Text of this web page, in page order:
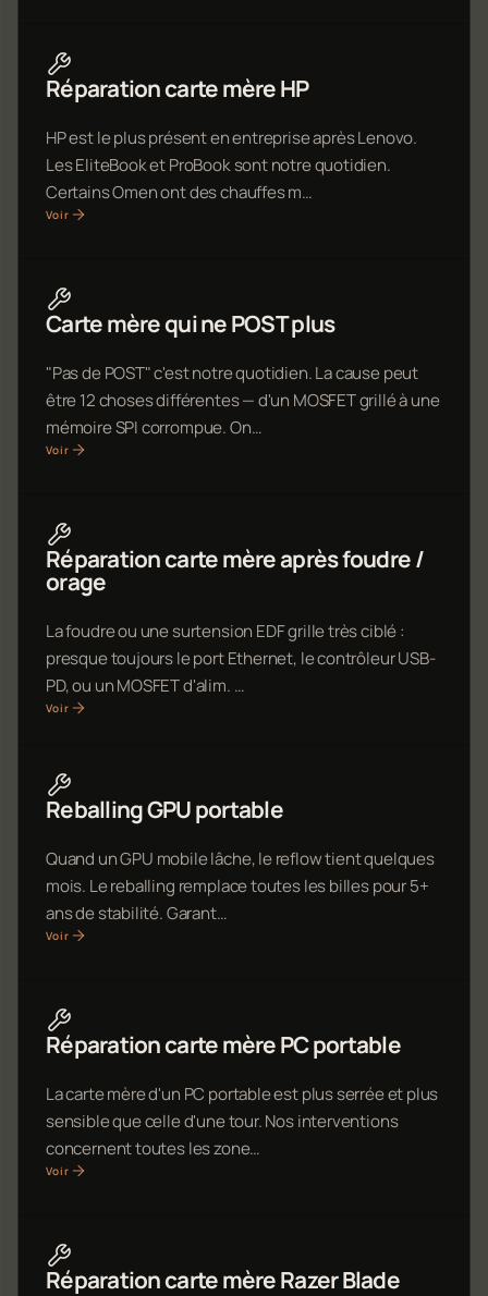
Réparation carte mère HP
HP est le plus présent en entreprise après Lenovo.
Les EliteBook et ProBook sont notre quotidien.
Certains Omen ont des chauffes m…
Voir
Carte mère qui ne POST plus
"Pas de POST" c'est notre quotidien. La cause peut
être 12 choses différentes — d'un MOSFET grillé à une
mémoire SPI corrompue. On…
Voir
Réparation carte mère après foudre /
orage
La foudre ou une surtension EDF grille très ciblé :
presque toujours le port Ethernet, le contrôleur USB-
PD, ou un MOSFET d'alim. …
Voir
Reballing GPU portable
Quand un GPU mobile lâche, le reflow tient quelques
mois. Le reballing remplace toutes les billes pour 5+
ans de stabilité. Garant…
Voir
Réparation carte mère PC portable
La carte mère d'un PC portable est plus serrée et plus
sensible que celle d'une tour. Nos interventions
concernent toutes les zone…
Voir
Réparation carte mère Razer Blade